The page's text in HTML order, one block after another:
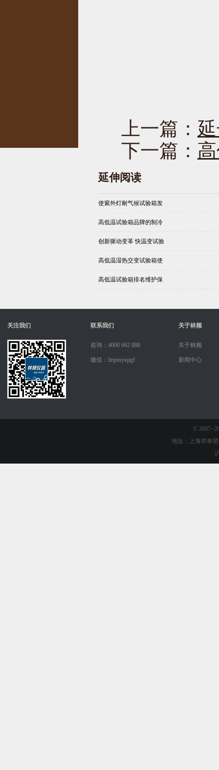
上一篇：
下一篇：
延伸阅读
使紫外灯耐气候试验箱发
高低温试验箱品牌的制冷
创新驱动变革 快温变试验
高低温湿热交变试验箱使
高低温试验箱排名维护保
关注我们 联系我们
咨询：4000 662 888
微信：linpinyiqigf
关于林频
关于林频
新闻中心
©
地址：上海市奉